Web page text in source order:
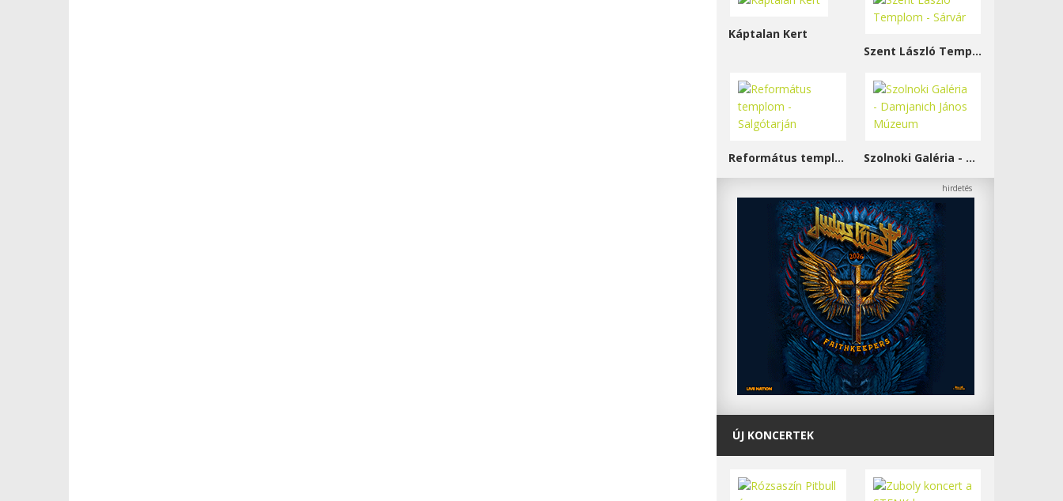
Káptalan Kert
Szent László Templom - Sárvár
Református templom - Salgótarján Szolnoki Galéria - Damjanich János Múzeum
ÚJ KONCERTEK